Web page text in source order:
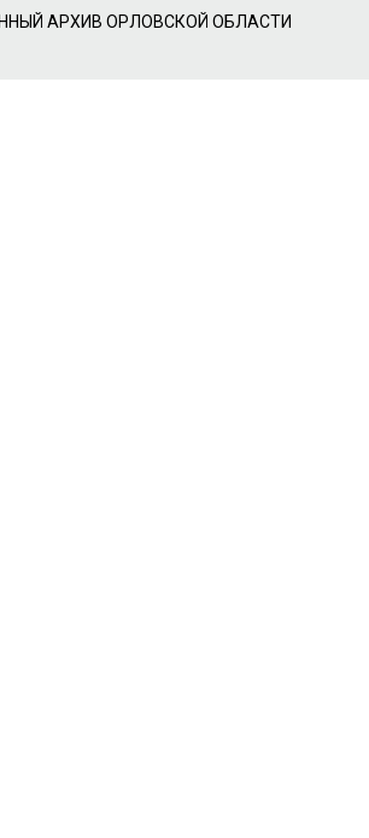
АРХИВ ОРЛОВСКОЙ ОБЛАСТИ